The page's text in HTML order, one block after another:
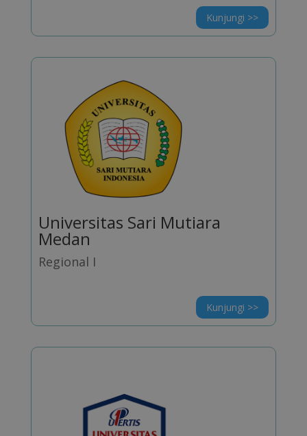
Kunjungi >>
Universitas Sari Mutiara
Medan
Regional I
Kunjungi >>